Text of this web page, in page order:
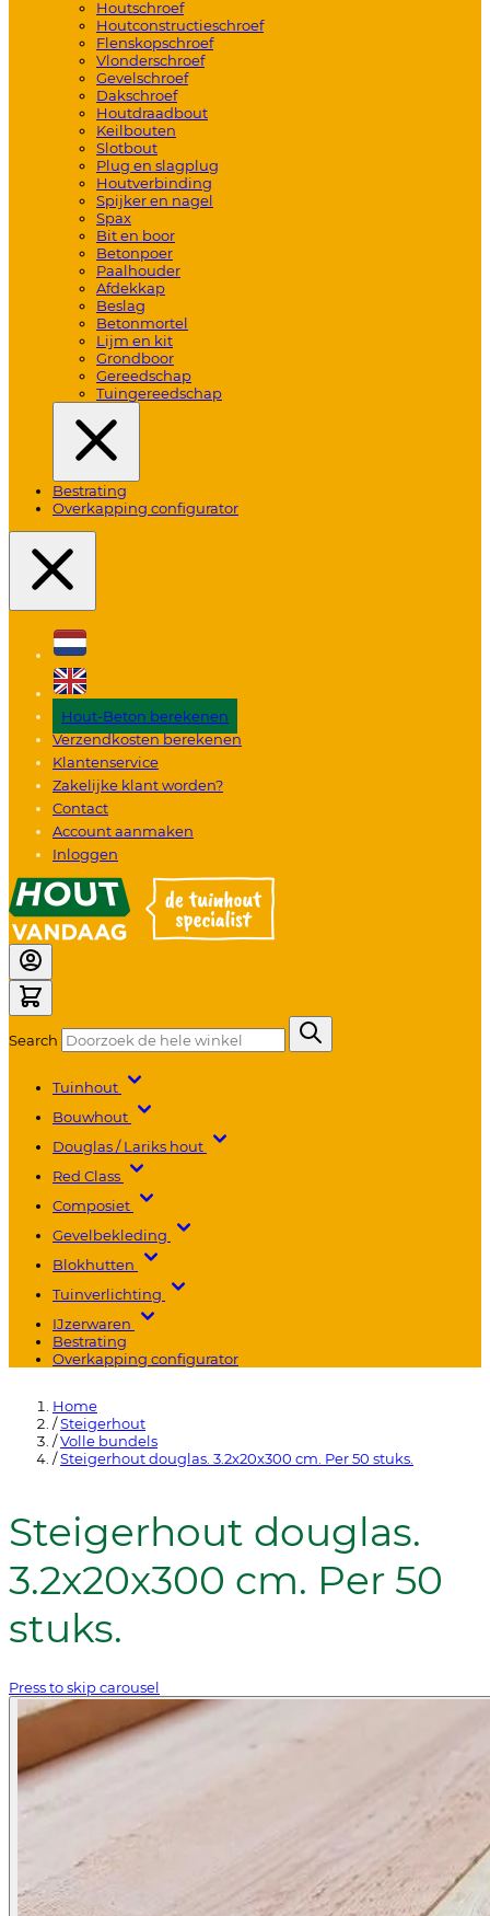
Houtschroef
Houtconstructieschroef
Flenskopschroef
Vlonderschroef
Gevelschroef
Dakschroef
Houtdraadbout
Keilbouten
Slotbout
Plug en slagplug
Houtverbinding
Spijker en nagel
Spax
Bit en boor
Betonpoer
Paalhouder
Afdekkap
Beslag
Betonmortel
Lijm en kit
Grondboor
Gereedschap
Tuingereedschap
Bestrating
Overkapping configurator
Hout-Beton berekenen
Verzendkosten berekenen
Klantenservice
Zakelijke klant worden?
Contact
Account aanmaken
Inloggen
Search
Tuinhout
Bouwhout
Douglas / Lariks hout
Red Class
Composiet
Gevelbekleding
Blokhutten
Tuinverlichting
IJzerwaren
Bestrating
Overkapping configurator
Home
/Steigerhout
/Volle bundels
/Steigerhout douglas. 3.2x20x300 cm. Per 50 stuks.
Steigerhout douglas.
3.2x20x300 cm. Per 50
stuks.
Press to skip carousel